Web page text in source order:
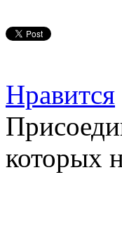
Нравится
которых